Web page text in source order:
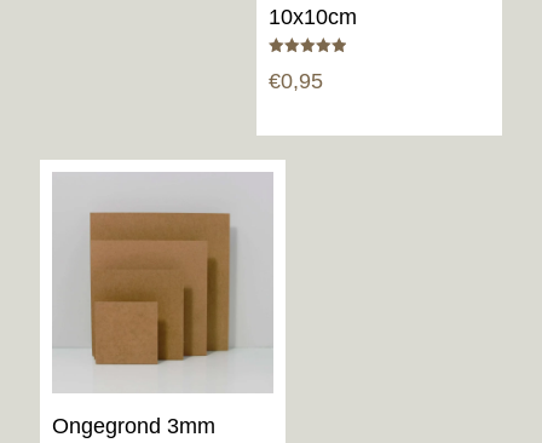
10x10cm
5.00
uit 5
€0,95
Ongegrond 3mm